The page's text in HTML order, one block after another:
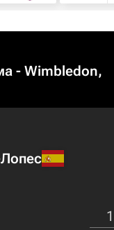
- Wimbledon,
1